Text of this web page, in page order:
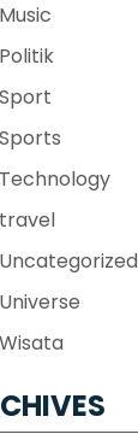
Music
Politik
Sport
Sports
Technology
travel
Uncategorized
Universe
Wisata